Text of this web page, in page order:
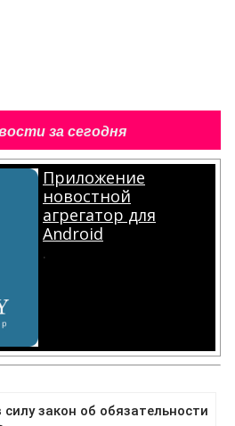
за сегодня
Приложение
новостной
агрегатор для
Android
.